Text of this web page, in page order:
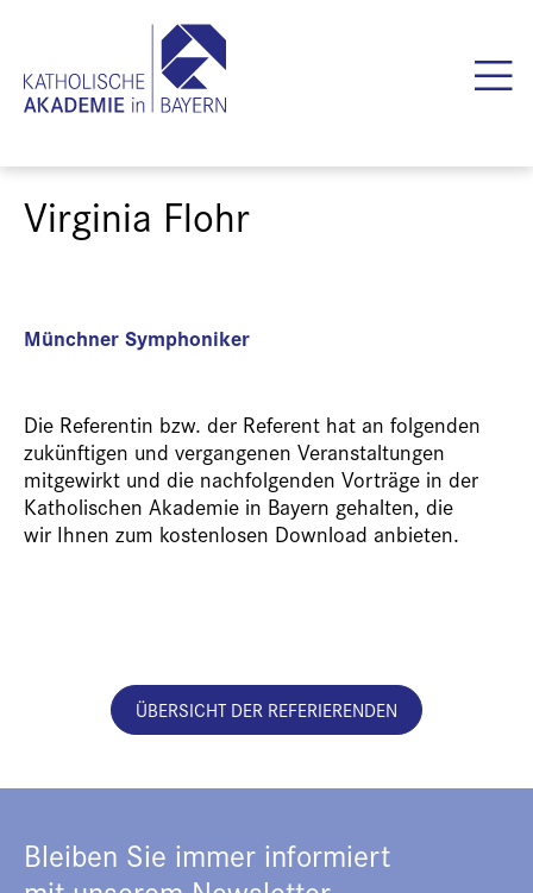
Virginia Flohr
Münchner Symphoniker
Die Referentin bzw. der Referent hat an folgenden
zukünftigen und vergangenen Veranstaltungen
mitgewirkt und die nachfolgenden Vorträge in der
Katholischen Akademie in Bayern gehalten, die
wir Ihnen zum kostenlosen Download anbieten.
ÜBERSICHT DER REFERIERENDEN
Bleiben Sie immer informiert